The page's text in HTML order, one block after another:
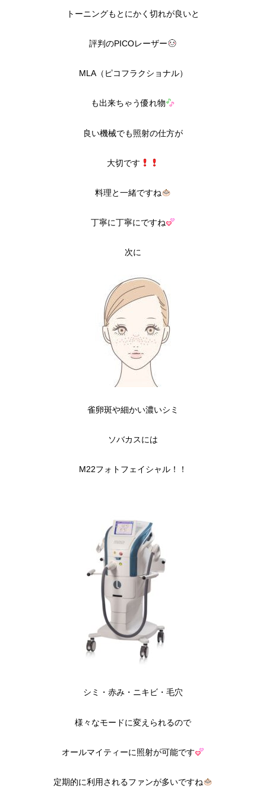
トーニングもとにかく切れが良いと
評判のPICOレーザー
MLA（ピコフラクショナル）
も出来ちゃう優れ物
良い機械でも照射の仕方が
大切です
料理と一緒ですね
丁寧に丁寧にですね
次に
雀卵斑や細かい濃いシミ
ソバカスには
M22フォトフェイシャル！！
シミ・赤み・ニキビ・毛穴
様々なモードに変えられるので
オールマイティーに照射が可能です
定期的に利用されるファンが多いですね